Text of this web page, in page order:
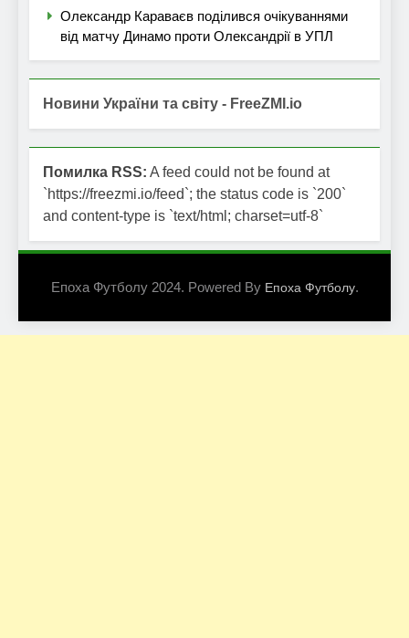
Олександр Караваєв поділився очікуваннями
від матчу Динамо проти Олександрії в УПЛ
Новини України та світу - FreeZMI.io
Помилка RSS: A feed could not be found at
`https://freezmi.io/feed`; the status code is `200`
and content-type is `text/html; charset=utf-8`
Епоха Футболу 2024. Powered By Епоха Футболу.